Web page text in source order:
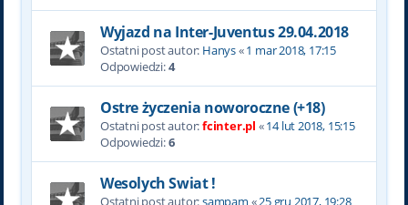
Wyjazd na Inter-Juventus 29.04.2018
Ostatni post autor: Hanys«1 mar 2018, 17:15
Odpowiedzi:4
Ostre życzenia noworoczne (+18)
Ostatni post autor:fcinter.pl «14 lut 2018, 15:15
Odpowiedzi:6
Wesolych Swiat !
Ostatni post autor:sampam «25 gru 2017, 19:28